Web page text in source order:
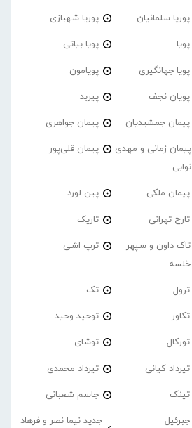
پوریا سلمانیان پوریا شهبازی
پویا پویا بیاتی
پویا جهانگیری پویامون
پویان نجف پیربد
پیمان جمشیدیان پیمان جواهری
پیمان زمانی و مهدی
نوابی
پیمان قلی‌پور
پیمان ملکی پین لورد
تارخ تهرانی تاریک
تاک داون و سپهر
خلسه
ترپ اشی
ترول تک
تکاور توحید وحید
تورکال توشای
تیرداد کیانی تیرداد محمدی
تینک جاسم شعبانی
جبرئیل
جدید نیما نصر و فرهاد